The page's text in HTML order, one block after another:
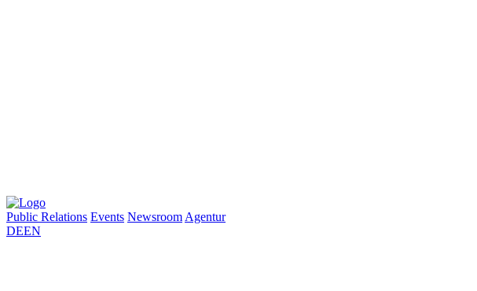
Public Relations Events Newsroom Agentur
DEEN